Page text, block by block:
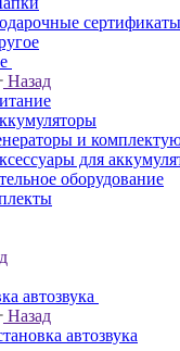
сертификаты
Назад
и
для
оборудование
автозвука
Назад
автозвука